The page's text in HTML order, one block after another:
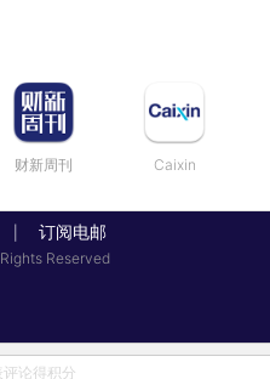
财新周刊 Caixin
订阅电邮
Reserved
评论得积分